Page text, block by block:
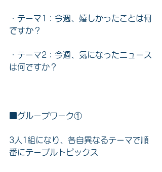
・テーマ1：今週、嬉しかったことは何
ですか？
・テーマ2：今週、気になったニュース
は何ですか？
■グループワーク①
3人1組になり、各自異なるテーマで順
番にテーブルトピックス